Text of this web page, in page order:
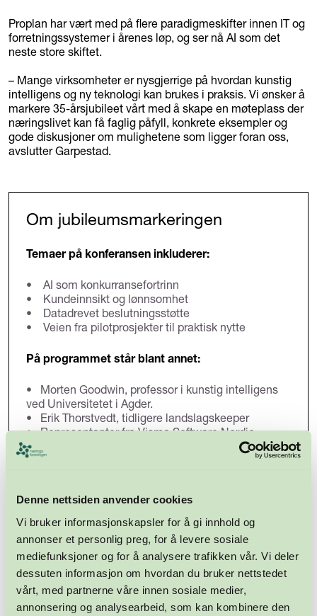
Denne nettsiden anvender cookies
Vi bruker informasjonskapsler for å gi innhold og
annonser et personlig preg, for å levere sosiale
mediefunksjoner og for å analysere trafikken vår. Vi deler
dessuten informasjon om hvordan du bruker nettstedet
vårt, med partnerne våre innen sosiale medier,
annonsering og analysearbeid, som kan kombinere den
Proplan har vært med på flere paradigmeskifter innen IT og
forretningssystemer i årenes løp, og ser nå AI som det
neste store skiftet.
– Mange virksomheter er nysgjerrige på hvordan kunstig
intelligens og ny teknologi kan brukes i praksis. Vi ønsker å
markere 35-årsjubileet vårt med å skape en møteplass der
næringslivet kan få faglig påfyll, konkrete eksempler og
gode diskusjoner om mulighetene som ligger foran oss,
avslutter Garpestad.
Om jubileumsmarkeringen
Temaer på konferansen inkluderer:
• AI som konkurransefortrinn
• Kundeinnsikt og lønnsomhet
• Datadrevet beslutningsstøtte
• Veien fra pilotprosjekter til praktisk nytte
På programmet står blant annet:
• Morten Goodwin, professor i kunstig intelligens
ved Universitetet i Agder.
• Erik Thorstvedt, tidligere landslagskeeper
• Representanter fra Visma Software Nordic,
SuperOffice, Regnskap Norge, NHH og Proplan